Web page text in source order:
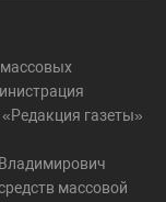
газеты»
массовой